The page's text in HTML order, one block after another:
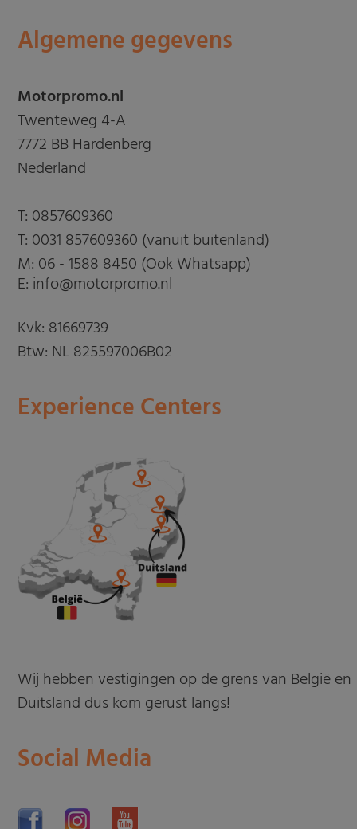
Algemene gegevens
Motorpromo.nl
Twenteweg 4-A
7772 BB Hardenberg
Nederland
T: 0857609360
T: 0031 857609360 (vanuit buitenland)
M: 06 - 1588 8450 (Ook Whatsapp)
E: info@motorpromo.nl
Kvk: 81669739
Btw: NL 825597006B02
Experience Centers
Wij hebben vestigingen op de grens van België en
Duitsland dus kom gerust langs!
Social Media